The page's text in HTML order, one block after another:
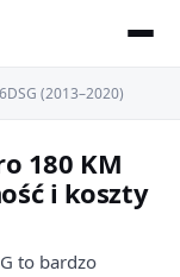
(2013–2020)
180 KM
i koszty
to bardzo